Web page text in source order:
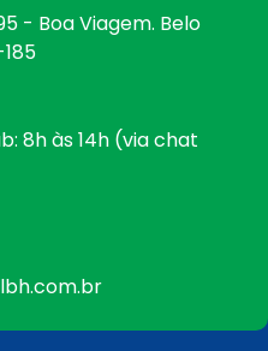
- Boa Viagem. Belo
8h às 14h (via chat